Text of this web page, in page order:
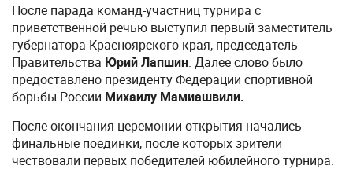
После парада команд-участниц турнира c
приветственной речью выступил первый заместитель
губернатора Красноярского края, председатель
Правительства Юрий Лапшин. Далее слово было
предоставлено президенту Федерации спортивной
борьбы России Михаилу Мамиашвили.
После окончания церемонии открытия начались
финальные поединки, после которых зрители
чествовали первых победителей юбилейного турнира.